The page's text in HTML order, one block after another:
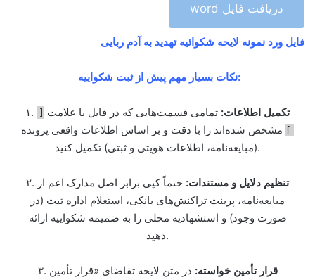
دریافت فایل word
فایل ورد نمونه لایحه شکوائیه تهدید به آدم ربایی
نکات بسیار مهم پیش از ثبت شکواییه:
۱. تکمیل اطلاعات: تمامی قسمت‌هایی که در فایل با علامت
مشخص شده‌اند را با دقت و بر اساس اطلاعات واقعی پرونده
(مبایعه‌نامه، اطلاعات هویتی و ثبتی) تکمیل کنید.
۲. تنظیم دلایل و مستندات: حتماً کپی برابر اصل مدارک اعم از
مبایعه‌نامه، پرینت تراکنش‌های بانکی، استعلام اداره ثبت (در
صورت وجود) و استشهادیه محلی را به ضمیمه شکواییه ارائه
دهید.
۳. قرار تأمین خواسته: در متن لایحه تقاضای «قرار تأمین